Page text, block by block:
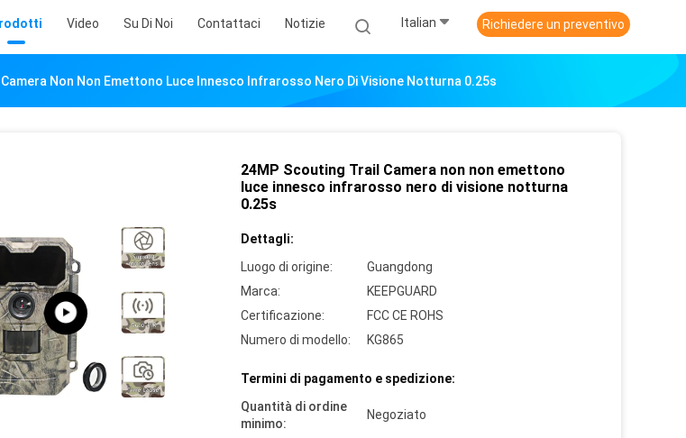
Video Su Di Noi Contattaci Notizie Italian Richiedere un preventivo
Non Non Emettono Luce Innesco Infrarosso Nero Di Visione Notturna 0.25s
24MP Scouting Trail Camera non non emettono
luce innesco infrarosso nero di visione notturna
0.25s
Dettagli:
Luogo di origine:
Guangdong
Marca:
KEEPGUARD
Certificazione:
FCC CE ROHS
Numero di modello:
KG865
Termini di pagamento e spedizione:
Quantità di ordine
minimo:
Negoziato